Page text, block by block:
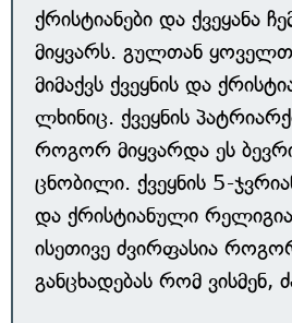
ქრისტიანები და ქვეყანა
მიყვარს. გულთან
მიმაქვს ქვეყნის და
ლხინიც. ქვეყნის
როგორ მიყვარდა ეს
ცნობილი. ქვეყნის 5-
და ქრისტიანული
ისეთივე ძვირფასია
განცხადებას რომ ვისმენ,